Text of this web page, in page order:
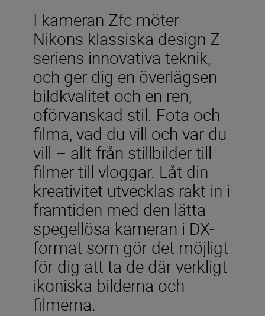
I kameran Zfc möter
Nikons klassiska design Z-
seriens innovativa teknik,
och ger dig en överlägsen
bildkvalitet och en ren,
oförvanskad stil. Fota och
filma, vad du vill och var du
vill – allt från stillbilder till
filmer till vloggar. Låt din
kreativitet utvecklas rakt in i
framtiden med den lätta
spegellösa kameran i DX-
format som gör det möjligt
för dig att ta de där verkligt
ikoniska bilderna och
filmerna.